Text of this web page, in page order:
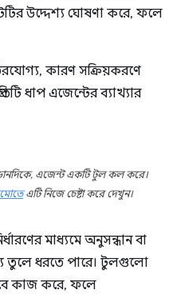
উদ্দেশ্য ঘোষণা করে, ফলে
কারণ সক্রিয়করণে
ধাপ এজেন্টের ব্যাখ্যার
এজেন্ট একটি টুল কল করে।
এটি নিজে চেষ্টা করে দেখুন।
মাধ্যমে অনুসন্ধান বা
তুলে ধরতে পারে। টুলগুলো
কাজ করে, ফলে